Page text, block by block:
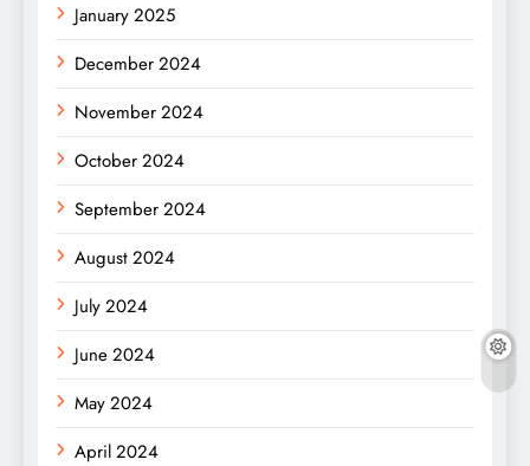
January 2025
December 2024
November 2024
October 2024
September 2024
August 2024
July 2024
June 2024
May 2024
April 2024